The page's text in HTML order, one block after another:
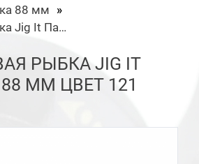
88 мм
Поролоновая Рыбка Jig It Пакет 5 шт 88 мм Цвет 121
РЫБКА JIG IT
ММ ЦВЕТ 121